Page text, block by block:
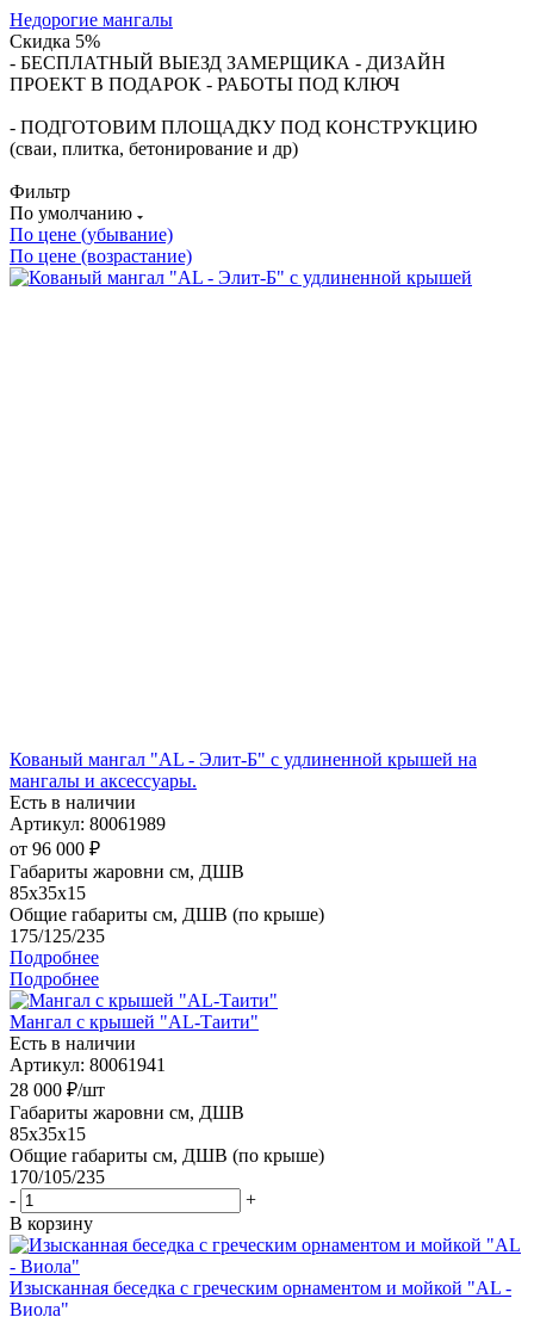
Недорогие мангалы
Скидка 5%
- БЕСПЛАТНЫЙ ВЫЕЗД ЗАМЕРЩИКА - ДИЗАЙН
ПРОЕКТ В ПОДАРОК - РАБОТЫ ПОД КЛЮЧ
- ПОДГОТОВИМ ПЛОЩАДКУ ПОД КОНСТРУКЦИЮ
(сваи, плитка, бетонирование и др)
Фильтр
По умолчанию
По цене (убывание)
По цене (возрастание)
Кованый мангал "AL - Элит-Б" с удлиненной крышей на
мангалы и аксессуары.
Есть в наличии
Артикул: 80061989
от 96 000 ₽
Габариты жаровни см, ДШВ
85x35x15
Общие габариты см, ДШВ (по крыше)
175/125/235
Подробнее
Подробнее
Мангал с крышей "AL-Таити"
Есть в наличии
Артикул: 80061941
28 000 ₽/шт
Габариты жаровни см, ДШВ
85x35x15
Общие габариты см, ДШВ (по крыше)
170/105/235
-
+
В корзину
Изысканная беседка с греческим орнаментом и мойкой "AL -
Виола"